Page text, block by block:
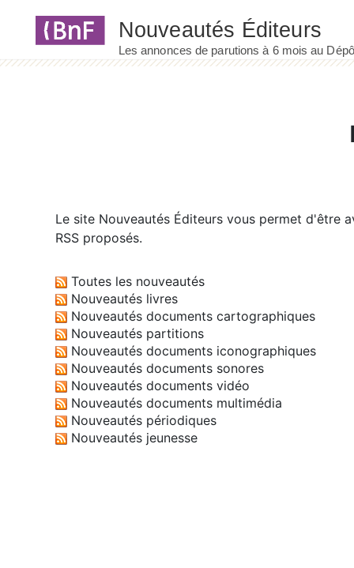
Le site Nouveautés Éditeurs vous permet d'être
RSS proposés.
Toutes les nouveautés
Nouveautés livres
Nouveautés documents cartographiques
Nouveautés partitions
Nouveautés documents iconographiques
Nouveautés documents sonores
Nouveautés documents vidéo
Nouveautés documents multimédia
Nouveautés périodiques
Nouveautés jeunesse